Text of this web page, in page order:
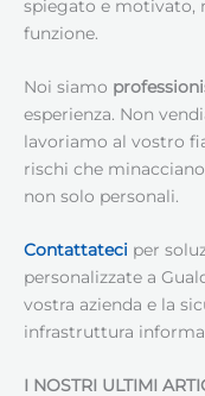
spiegato e motivato,
funzione.
Noi siamo
esperienza. Non
lavoriamo al vostro
rischi che
non solo personali.
Contattateci per
personalizzate a
vostra azienda e la
infrastruttura
I NOSTRI ULTIMI